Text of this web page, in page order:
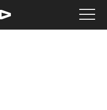
メニ